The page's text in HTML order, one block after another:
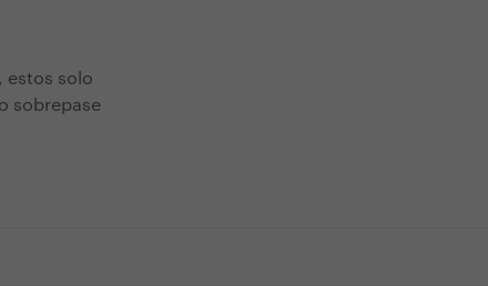
estos solo
sobrepase